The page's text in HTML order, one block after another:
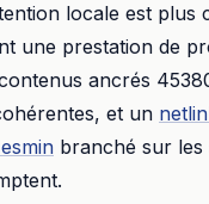
locale est plus
une prestation de
ancrés
et un
branché sur les